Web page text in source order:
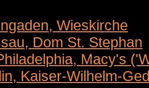
Wieskirche
Dom St. Stephan
Macy's
Kaiser-Wilhelm-